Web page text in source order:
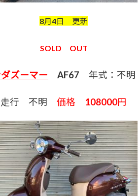
8月4日 更新
SOLD OUT
ズーマー AF67 年式：不明
走行 不明 価格 108000円